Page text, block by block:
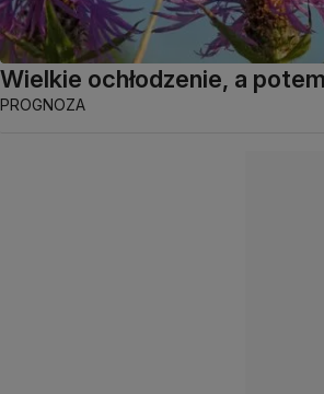
Wielkie ochłodzenie, a
PROGNOZA